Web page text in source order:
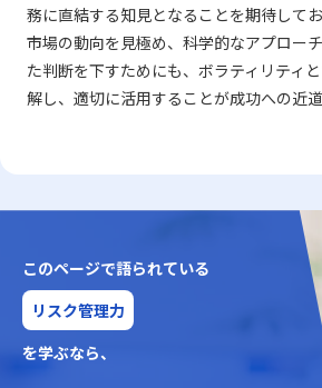
務に直結する知見となることを期待してお
市場の動向を見極め、科学的なアプロー
た判断を下すためにも、ボラティリティ
解し、適切に活用することが成功への近道
このページで語られている
リスク管理力
を学ぶなら、